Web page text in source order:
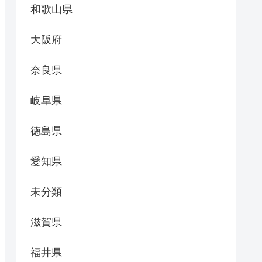
和歌山県
大阪府
奈良県
岐阜県
徳島県
愛知県
未分類
滋賀県
福井県